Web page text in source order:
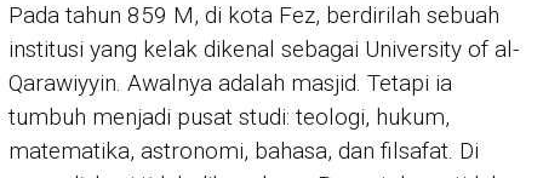
Pada tahun 859 M, di kota Fez, berdirilah sebuah
institusi yang kelak dikenal sebagai University of al-
Qarawiyyin. Awalnya adalah masjid. Tetapi ia
tumbuh menjadi pusat studi: teologi, hukum,
matematika, astronomi, bahasa, dan filsafat. Di